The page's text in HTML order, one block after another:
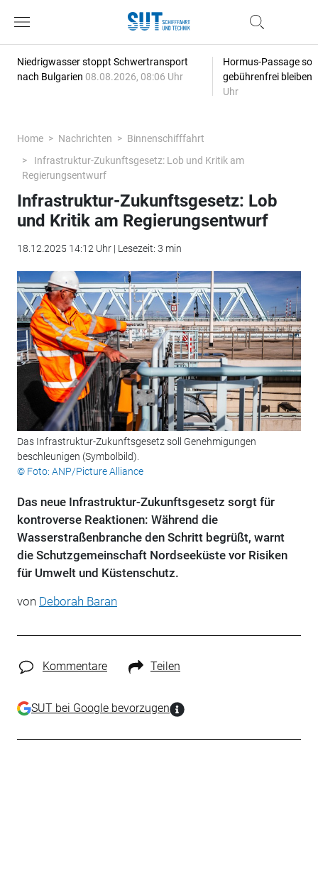
Niedrigwasser stoppt Schwertransport
nach Bulgarien 08.08.2026, 08:06 Uhr
Hormus-Passage
gebührenfrei bleiben
Uhr
Home Nachrichten
Binnenschifffahrt
Infrastruktur-Zukunftsgesetz: Lob und Kritik am
Regierungsentwurf
Infrastruktur-Zukunftsgesetz: Lob
und Kritik am Regierungsentwurf
18.12.2025 14:12 Uhr | Lesezeit: 3 min
Das Infrastruktur-Zukunftsgesetz soll Genehmigungen
beschleunigen (Symbolbild).
© Foto: ANP/Picture Alliance
Das neue Infrastruktur-Zukunftsgesetz sorgt für
kontroverse Reaktionen: Während die
Wasserstraßenbranche den Schritt begrüßt, warnt
die Schutzgemeinschaft Nordseeküste vor Risiken
für Umwelt und Küstenschutz.
von Deborah Baran
Kommentare Teilen
SUT bei Google bevorzugen